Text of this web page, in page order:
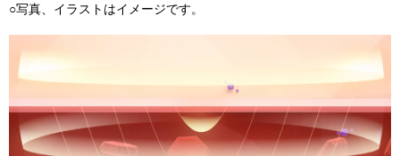
○写真、イラストはイメージです。